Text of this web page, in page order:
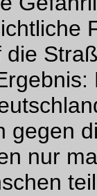
gegen
nur